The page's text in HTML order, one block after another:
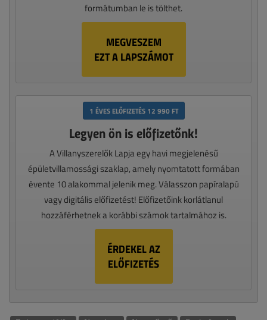
formátumban le is tölthet.
MEGVESZEM
EZT A LAPSZÁMOT
1 ÉVES ELŐFIZETÉS 12 990 FT
Legyen ön is előfizetőnk!
A Villanyszerelők Lapja egy havi megjelenésű
épületvillamossági szaklap, amely nyomtatott formában
évente 10 alakommal jelenik meg. Válasszon papíralapú
vagy digitális előfizetést! Előfizetőink korlátlanul
hozzáférhetnek a korábbi számok tartalmához is.
ÉRDEKEL AZ
ELŐFIZETÉS